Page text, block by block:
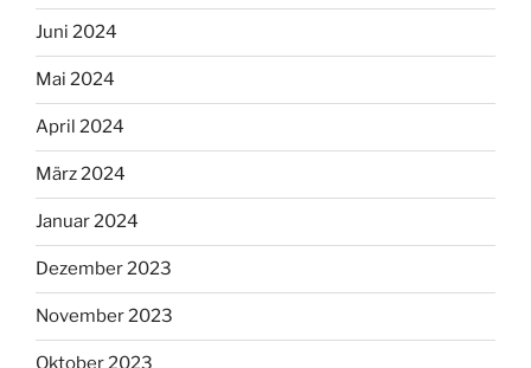
Juni 2024
Mai 2024
April 2024
März 2024
Januar 2024
Dezember 2023
November 2023
Oktober 2023